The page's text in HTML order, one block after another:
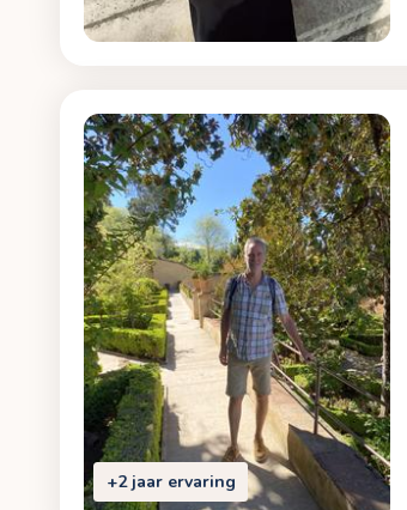
+2 jaar ervaring